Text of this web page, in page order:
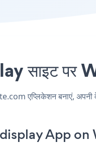
साइट पर
एप्लिकेशन बनाएं, अपनी
App